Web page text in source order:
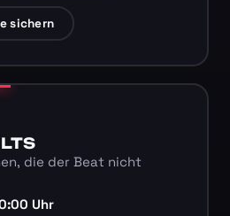
sichern
die der Beat nicht
Uhr